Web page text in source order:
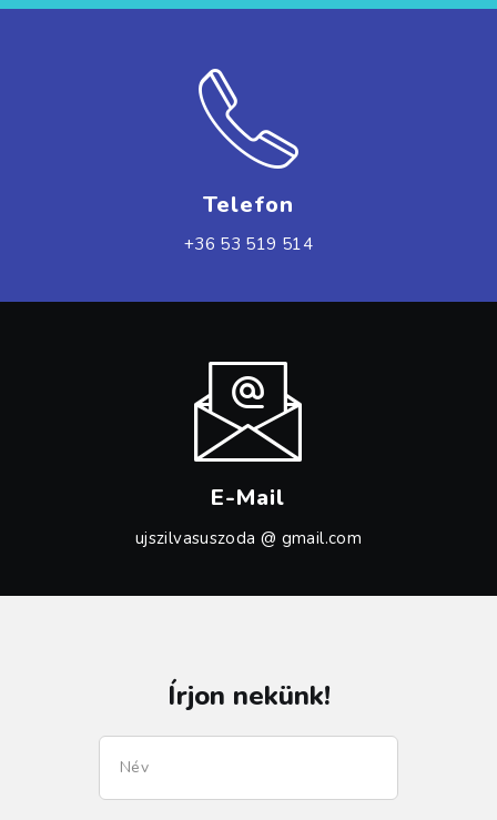
Telefon
+36 53 519 514
E-Mail
ujszilvasuszoda @ gmail.com
Írjon nekünk!